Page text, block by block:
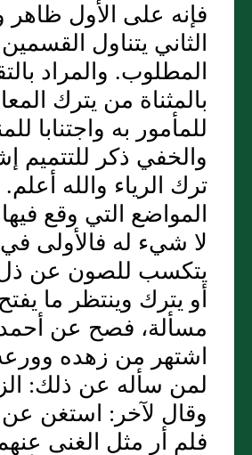
فإنه على الأول
الثاني يتناول
المطلوب. والمراد
بالمثناة من يترك
للمأمور به واجتنابا
والخفي ذكر للتتميم
ترك الرياء والله
المواضع التي وقع
لا شيء له فالأولى
يتكسب للصون عن ذل
أو يترك وينتظر ما
مسألة، فصح عن
اشتهر من زهده
لمن سأله عن ذلك:
وقال لآخر: استغن عن
فلم أر مثل الغنى